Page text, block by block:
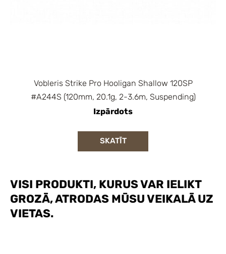
VISI PRODUKTI, KURUS VAR IELIKT
GROZĀ, ATRODAS MŪSU VEIKALĀ UZ
VIETAS.
Vobleris Strike Pro Hooligan Shallow 120SP
#A244S (120mm, 20.1g, 2-3.6m, Suspending)
Izpārdots
SKATĪT